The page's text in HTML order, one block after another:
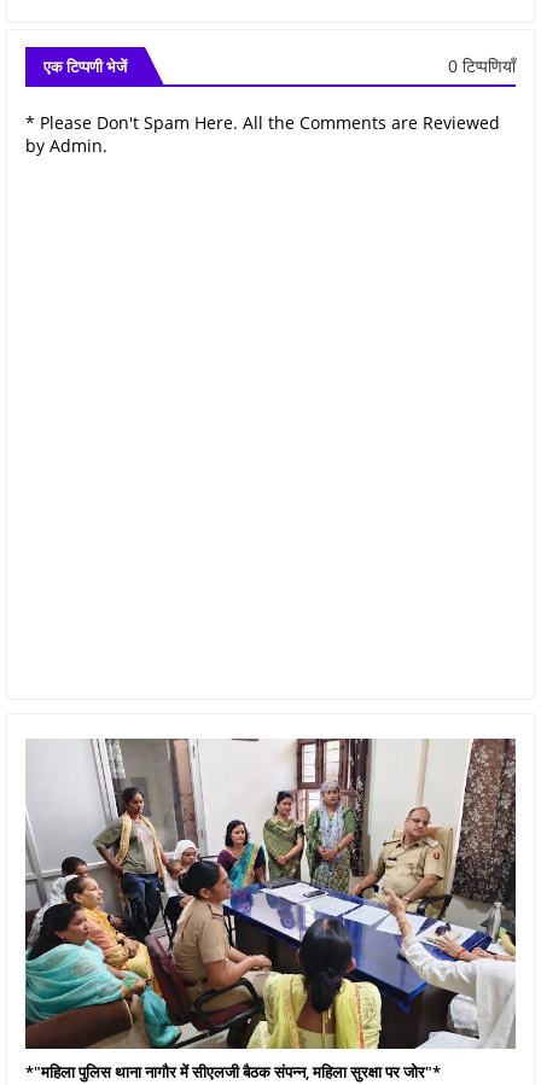
एक टिप्पणी भेजें 0 टिप्पणियाँ
* Please Don't Spam Here. All the Comments are Reviewed
by Admin.
*"महिला पुलिस थाना नागौर में सीएलजी बैठक संपन्न, महिला सुरक्षा पर जोर"*